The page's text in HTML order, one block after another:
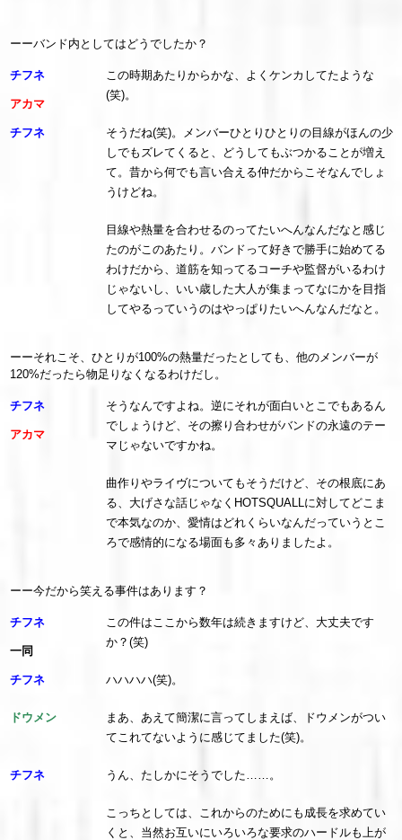
ーーバンド内としてはどうでしたか？
チフネ
この時期あたりからかな、よくケンカしてたような
(笑)。
アカマ
そうだね(笑)。メンバーひとりひとりの目線がほんの少
しでもズレてくると、どうしてもぶつかることが増え
て。昔から何でも言い合える仲だからこそなんでしょ
うけどね。
チフネ
目線や熱量を合わせるのってたいへんなんだなと感じ
たのがこのあたり。バンドって好きで勝手に始めてる
わけだから、道筋を知ってるコーチや監督がいるわけ
じゃないし、いい歳した大人が集まってなにかを目指
してやるっていうのはやっぱりたいへんなんだなと。
ーーそれこそ、ひとりが100%の熱量だったとしても、他のメンバーが
120%だったら物足りなくなるわけだし。
チフネ
そうなんですよね。逆にそれが面白いとこでもあるん
でしょうけど、その擦り合わせがバンドの永遠のテー
マじゃないですかね。
アカマ
曲作りやライヴについてもそうだけど、その根底にあ
る、大げさな話じゃなくHOTSQUALLに対してどこま
で本気なのか、愛情はどれくらいなんだっていうとこ
ろで感情的になる場面も多々ありましたよ。
ーー今だから笑える事件はあります？
チフネ
この件はここから数年は続きますけど、大丈夫です
か？(笑)
一同
ハハハハ(笑)。
チフネ
まあ、あえて簡潔に言ってしまえば、ドウメンがつい
てこれてないように感じてました(笑)。
ドウメン
うん、たしかにそうでした……。
チフネ
こっちとしては、これからのためにも成長を求めてい
くと、当然お互いにいろいろな要求のハードルも上が